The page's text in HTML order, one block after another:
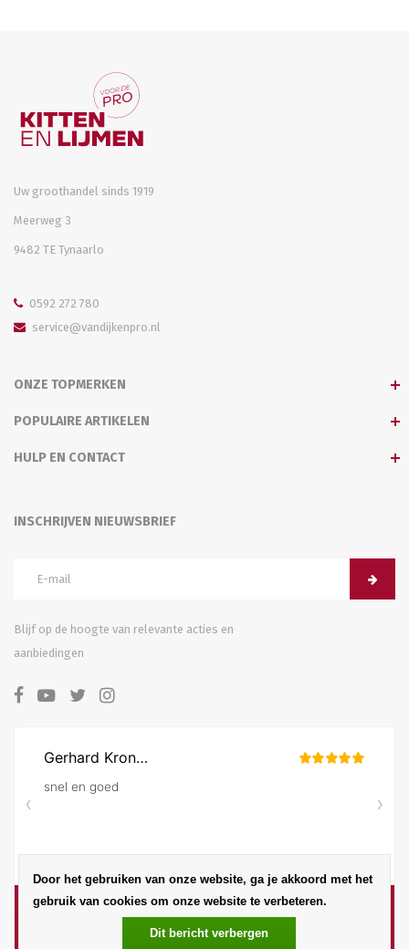
Uw groothandel sinds 1919
Meerweg 3
9482 TE Tynaarlo
0592 272 780
service@vandijkenpro.nl
ONZE TOPMERKEN
POPULAIRE ARTIKELEN
HULP EN CONTACT
INSCHRIJVEN NIEUWSBRIEF
Blijf op de hoogte van relevante acties en
aanbiedingen
Door het gebruiken van onze website, ga je akkoord met het
gebruik van cookies om onze website te verbeteren.
Dit bericht verbergen